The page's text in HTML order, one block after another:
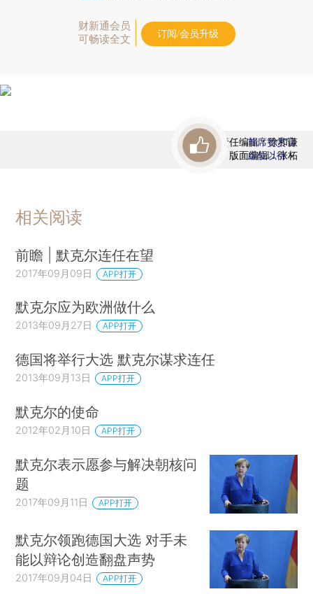
财新通会员
可畅读全文
订阅/会员升级
责任编辑：徐和谦
版面编辑：张柘
首席赞赏官
虚位以待
相关阅读
前瞻 | 默克尔连任在望
2017年09月09日 APP打开
默克尔应为欧洲做什么
2013年09月27日 APP打开
德国将举行大选 默克尔谋求连任
2013年09月13日 APP打开
默克尔的使命
2012年02月10日 APP打开
默克尔表示愿参与解决朝核问
题
2017年09月11日 APP打开
默克尔领跑德国大选 对手未
能以辩论创造翻盘声势
2017年09月04日 APP打开